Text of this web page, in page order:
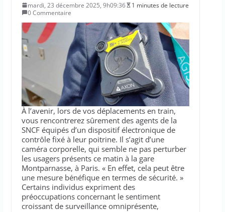
mardi, 23 décembre 2025, 9h09:36
1 minutes de lecture
0 Commentaire
À l’avenir, lors de vos déplacements en train,
vous rencontrerez sûrement des agents de la
SNCF équipés d’un dispositif électronique de
contrôle fixé à leur poitrine. Il s’agit d’une
caméra corporelle, qui semble ne pas perturber
les usagers présents ce matin à la gare
Montparnasse, à Paris. « En effet, cela peut être
une mesure bénéfique en termes de sécurité. »
Certains individus expriment des
préoccupations concernant le sentiment
croissant de surveillance omniprésente,